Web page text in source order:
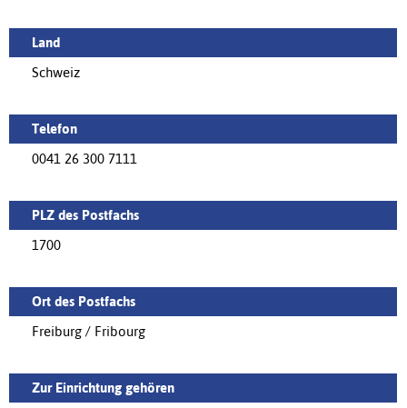
Land
Schweiz
Telefon
0041 26 300 7111
PLZ des Postfachs
1700
Ort des Postfachs
Freiburg / Fribourg
Zur Einrichtung gehören